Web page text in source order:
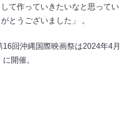
て作っていきたいなと思ってい
とうございました」 。
回沖縄国際映画祭は2024年4月
開催。